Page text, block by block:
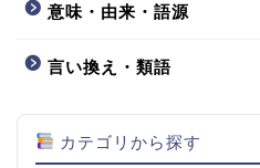
意味・由来・語源
言い換え・類語
カテゴリから探す